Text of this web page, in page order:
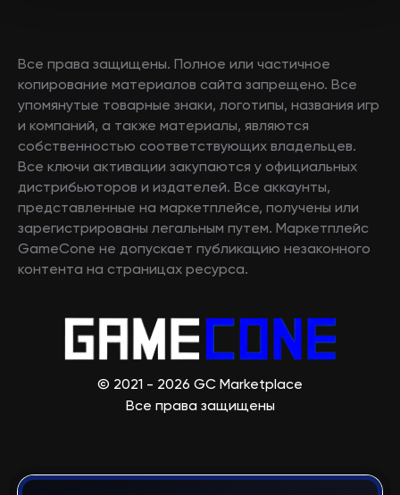
Все права защищены. Полное или частичное
копирование материалов сайта запрещено. Все
упомянутые товарные знаки, логотипы, названия игр
и компаний, а также материалы, являются
собственностью соответствующих владельцев.
Все ключи активации закупаются у официальных
дистрибьюторов и издателей. Все аккаунты,
представленные на маркетплейсе, получены или
зарегистрированы легальным путем. Маркетплейс
GameCone не допускает публикацию незаконного
контента на страницах ресурса.
© 2021 - 2026 GC Marketplace
Все права защищены